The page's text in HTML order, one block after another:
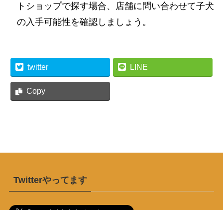
トショップで探す場合、店舗に問い合わせて子犬
の入手可能性を確認しましょう。
twitter LINE
Copy
Twitterやってます